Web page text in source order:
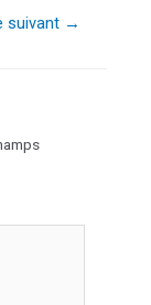
suivant →